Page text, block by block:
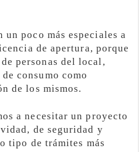
un poco más especiales a
de apertura, porque
personas del local,
consumo como
de los mismos.
a necesitar un proyecto
de seguridad y
tipo de trámites más